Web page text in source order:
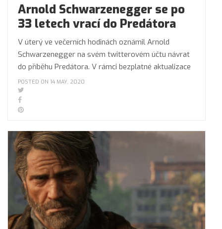
Arnold Schwarzenegger se po
33 letech vrací do Predátora
V úterý ve večerních hodinách oznámil Arnold
Schwarzenegger na svém twitterovém účtu návrat
do příběhu Predátora. V rámci bezplatné aktualizace
POSTED ON 14 MAY, 2020